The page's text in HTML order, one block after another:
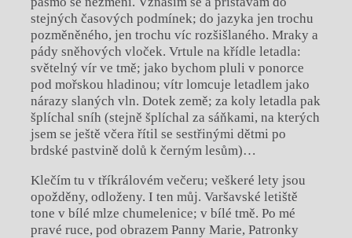
stejných časových podmínek; do jazyka jen trochu
pozměněného, jen trochu víc rozšišlaného. Mraky a
pády sněhových vloček. Vrtule na křídle letadla:
světelný vír ve tmě; jako bychom pluli v ponorce
pod mořskou hladinou; vítr lomcuje letadlem jako
nárazy slaných vln. Dotek země; za koly letadla pak
šplíchal sníh (stejně šplíchal za sáňkami, na kterých
jsem se ještě včera řítil se sestřinými dětmi po
brdské pastvině dolů k černým lesům)…
Klečím tu v tříkrálovém večeru; veškeré lety jsou
opožděny, odloženy. I ten můj. Varšavské letiště
tone v bílé mlze chumelenice; v bílé tmě. Po mé
pravé ruce, pod obrazem Panny Marie, Patronky